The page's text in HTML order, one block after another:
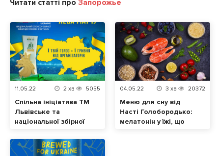
Читати статті про Запорожье
11.05.22 2 хв 5055
Спільна ініціатива ТМ
Львівське та
національної збірної
Відтепер кожен
голос за «Лева
04.05.22 3 хв 20372
Меню для сну від
Насті Голобородько:
мелатонін у їжі, що